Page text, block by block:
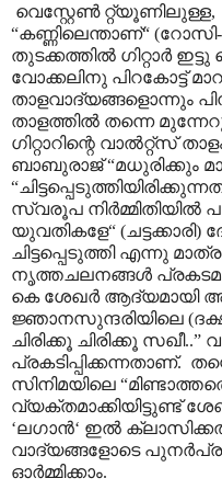
വെസ്റ്റേൺ
“കണ്ണിലെന്താണ്“
തുടക്കത്തിൽ ഗിറ്റാർ
വോക്കലിനു പിറകോട്ട്
താളവാദ്യങ്ങളൊന്നും
താളത്തിൽ തന്നെ
ഗിറ്റാറിന്റെ വാൽറ്റ്സ്
ബാബുരാജ് “മധുരിക്കും
സ്വരൂപ നിർമ്മിതിയിൽ
യുവതികളേ“
ചിട്ടപ്പെടുത്തി എന്നു
നൃത്തചലനങ്ങൾ
കെ ശേഖർ ആദ്യമായി
ജ്ഞാനസുന്ദരിയിലെ
ചിരിക്കൂ ചിരിക്കൂ സഖീ..”
പ്രകടിപ്പിക്കന്നതാണ്.
സിനിമയിലെ
വ്യക്തമാക്കിയിട്ടുണ്ട്
‘ലഗാൻ‘ ഇൽ
വാദ്യങ്ങളോടെ
ഓർമ്മിക്കാം.